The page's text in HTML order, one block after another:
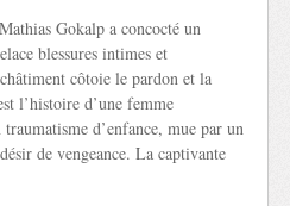
Gokalp a concocté un
blessures intimes et
côtoie le pardon et la
l’histoire d’une femme
d’enfance, mue par un
de vengeance. La captivante